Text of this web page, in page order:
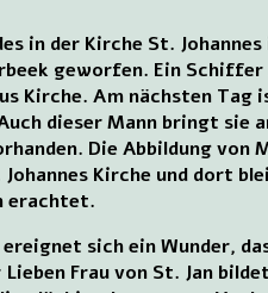
in der Kirche St.
geworfen. Ein
Kirche. Am nächsten
dieser Mann bringt sie
Die Abbildung
Kirche und dort
erachtet.
sich ein Wunder,
Frau von St. Jan